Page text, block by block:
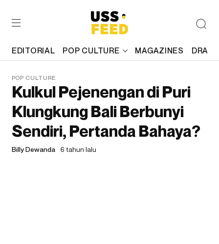
EDITORIAL POP CULTURE MAGAZINES
POP CULTURE
Kulkul Pejenengan di Puri
Klungkung Bali Berbunyi
Sendiri, Pertanda Bahaya?
Billy Dewanda 6 tahun lalu